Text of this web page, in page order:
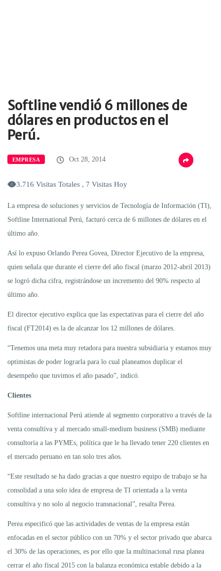
Softline vendió 6 millones de
dólares en productos en el
Perú.
EMPRESA Oct 28, 2014
3.716 Visitas Totales , 7 Visitas Hoy
La empresa de soluciones y servicios de Tecnología de Información (TI),
Softline International Perú, facturó cerca de 6 millones de dólares en el
último año.
Así lo expuso Orlando Perea Govea, Director Ejecutivo de la empresa,
quien señala que durante el cierre del año fiscal (marzo 2012-abril 2013)
se logró dicha cifra, registrándose un incremento del 90% respecto al
último año.
El director ejecutivo explica que las expectativas para el cierre del año
fiscal (FT2014) es la de alcanzar los 12 millones de dólares.
“Tenemos una meta muy retadora para nuestra subsidiaria y estamos muy
optimistas de poder lograrla para lo cual planeamos duplicar el
desempeño que tuvimos el año pasado”, indicó.
Clientes
Softline internacional Perú atiende al segmento corporativo a través de la
venta consultiva y al mercado small-medium business (SMB) mediante
consultoría a las PYMEs, política que le ha llevado tener 220 clientes en
el mercado peruano en tan solo tres años.
“Este resultado se ha dado gracias a que nuestro equipo de trabajo se ha
consolidad a una solo idea de empresa de TI orientada a la venta
consultiva y no solo al negocio transnacional”, resalta Perea.
Perea especificó que las actividades de ventas de la empresa están
enfocadas en el sector público con un 70% y el sector privado que abarca
el 30% de las operaciones, es por ello que la multinacional rusa planea
cerrar el año fiscal 2015 con la balanza económica estable debido a la